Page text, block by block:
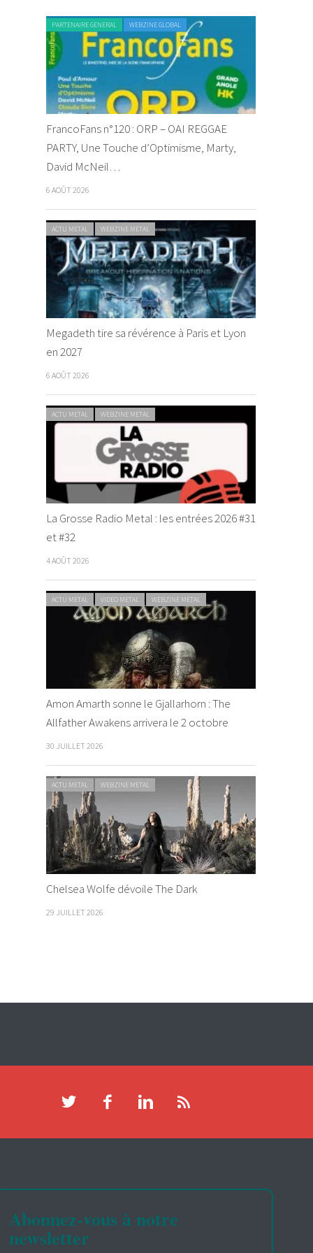
PARTENAIRE GENERAL WEBZINE GLOBAL
FrancoFans n°120 : ORP – OAI REGGAE
PARTY, Une Touche d’Optimisme, Marty,
David McNeil…
6 AOÛT 2026
ACTU METAL WEBZINE METAL
Megadeth tire sa révérence à Paris et Lyon
en 2027
6 AOÛT 2026
ACTU METAL WEBZINE METAL
La Grosse Radio Metal : les entrées 2026 #31
et #32
4 AOÛT 2026
ACTU METAL VIDEO METAL WEBZINE METAL
Amon Amarth sonne le Gjallarhorn : The
Allfather Awakens arrivera le 2 octobre
30 JUILLET 2026
ACTU METAL WEBZINE METAL
Chelsea Wolfe dévoile The Dark
29 JUILLET 2026
Abonnez-vous à notre
newsletter